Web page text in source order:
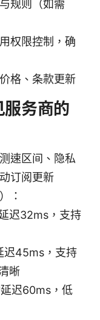
规则（如需
权限控制，确
格、条款更新
务商的
速区间、隐私
订阅更新
：
迟32ms，支持
迟45ms，支持
晰
迟60ms，低